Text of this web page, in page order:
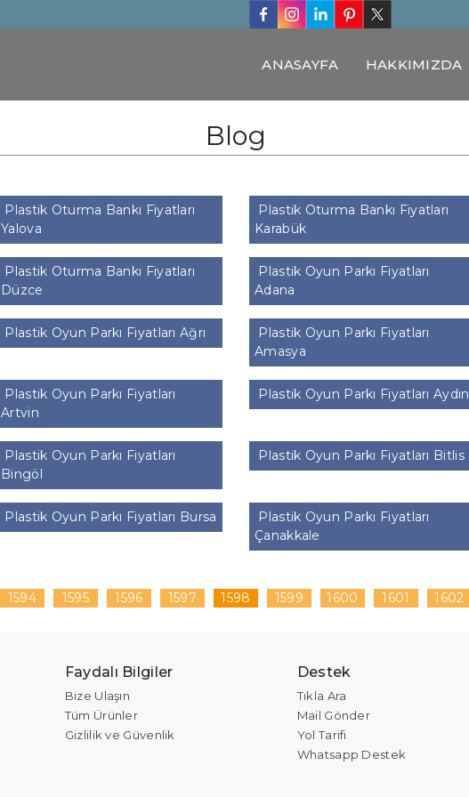
ANASAYFA HAKKIMIZDA
Blog
Plastik Oturma Bankı Fiyatları
Yalova
Plastik Oturma Bankı Fiyatları
Karabük
Plastik Oturma Bankı Fiyatları
Düzce
Plastik Oyun Parkı Fiyatları
Adana
Plastik Oyun Parkı Fiyatları Ağrı
Plastik Oyun Parkı Fiyatları
Amasya
Plastik Oyun Parkı Fiyatları
Artvin
Plastik Oyun Parkı Fiyatları Aydın
Plastik Oyun Parkı Fiyatları
Bingöl
Plastik Oyun Parkı Fiyatları Bitlis
Plastik Oyun Parkı Fiyatları Bursa
Plastik Oyun Parkı Fiyatları
Çanakkale
1594 1595 1596 1597 1598 1599 1600 1601 1602
Faydalı Bilgiler
Bize Ulaşın
Tüm Ürünler
Gizlilik ve Güvenlik
Destek
Tıkla Ara
Mail Gönder
Yol Tarifi
Whatsapp Destek